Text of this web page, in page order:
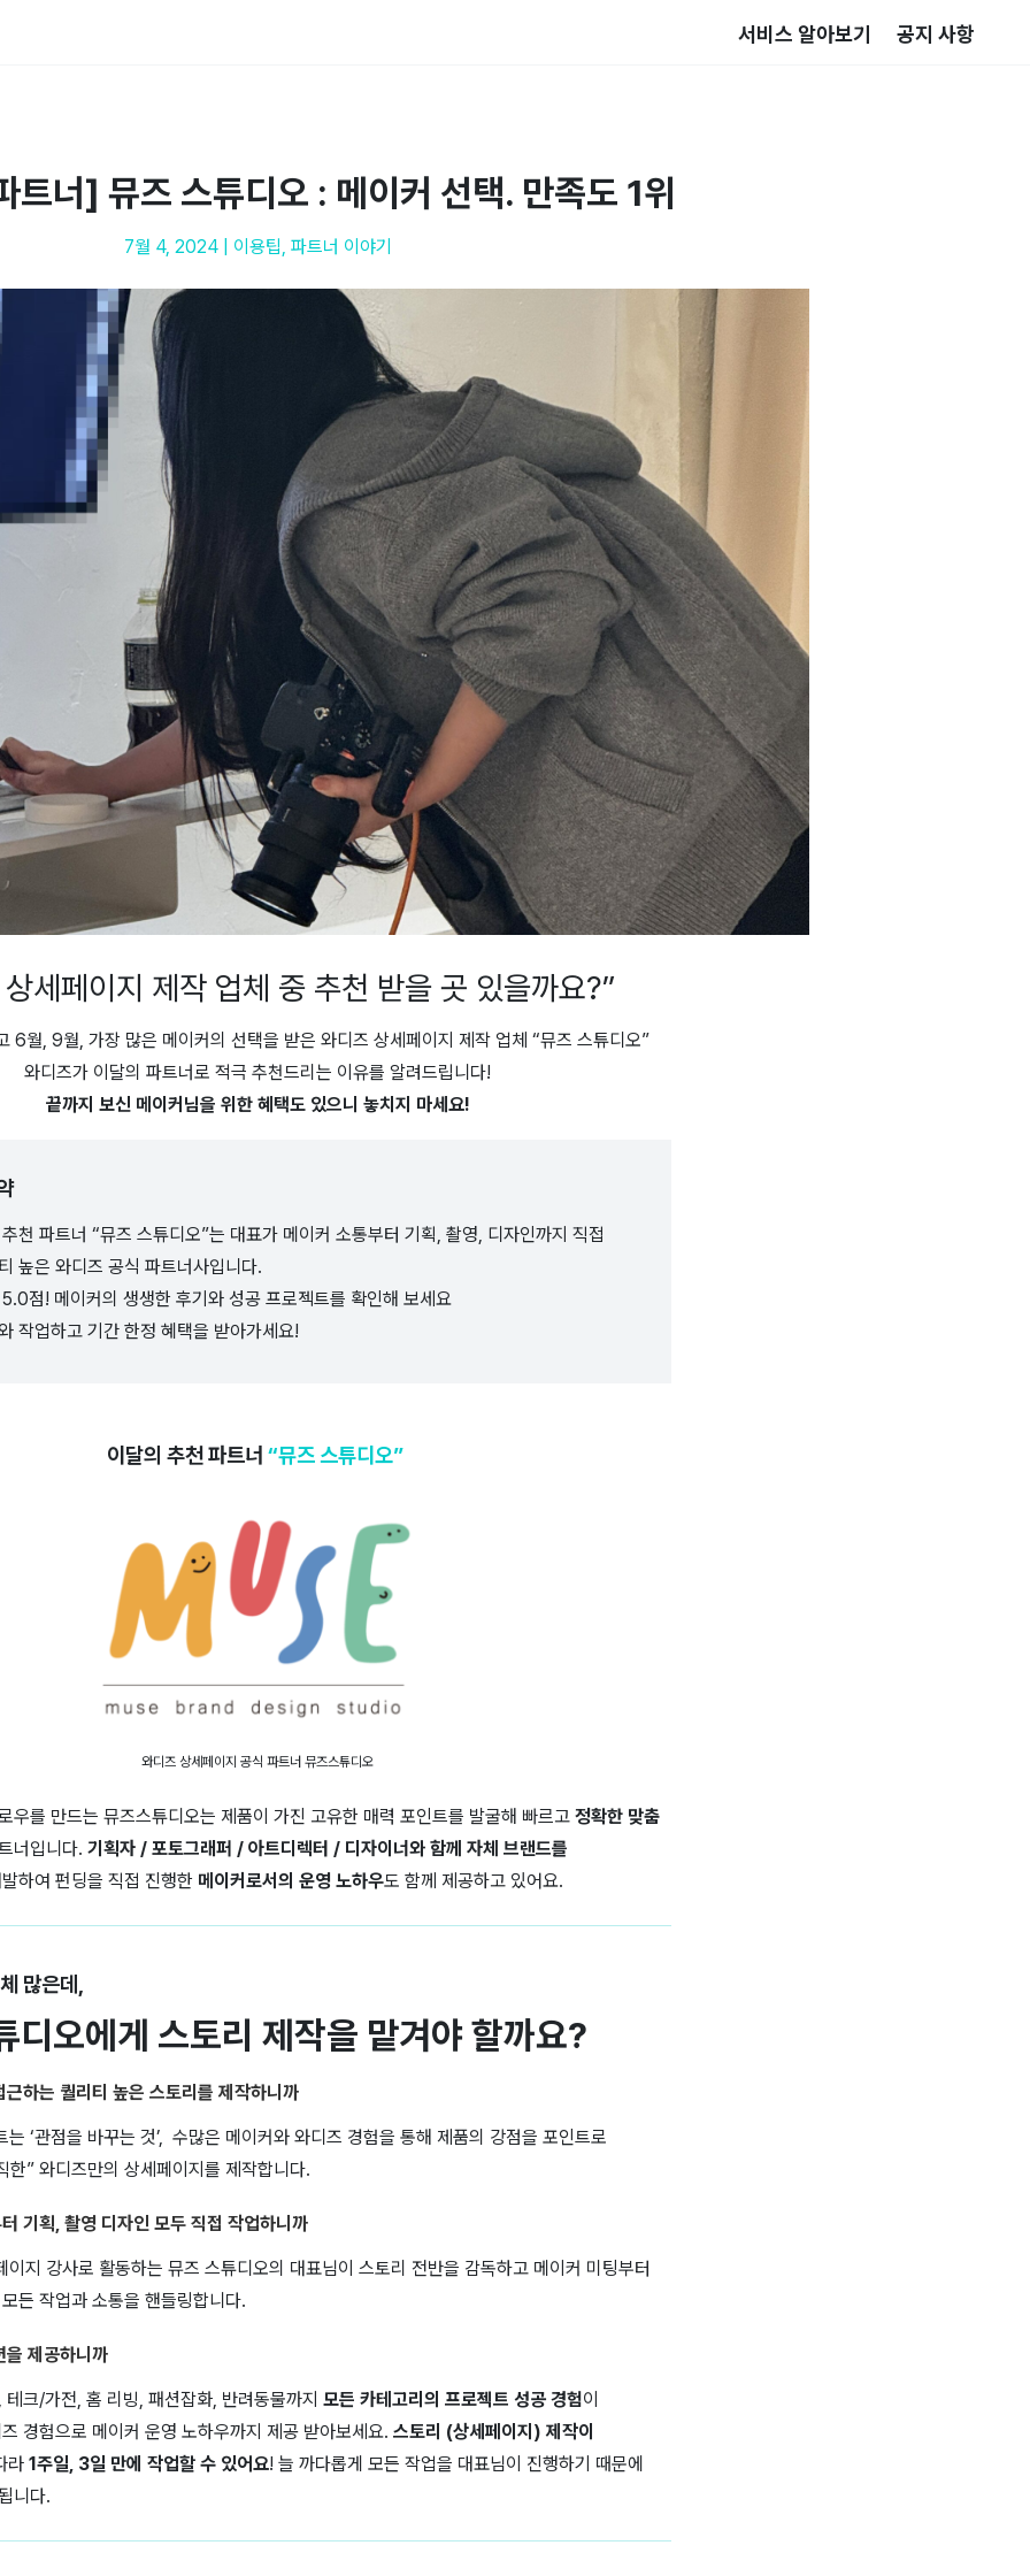
서비스 알아보기 공지 사항
트너] 뮤즈 스튜디오 : 메이커 선택. 만족도 1위
7월 4, 2024| 이용팁 파트너 이야기
세페이지 제작 업체 중 추천 받을 곳 있을까요?”
6월, 9월, 가장 많은 메이커의 선택을 받은 와디즈 상세페이지 제작 업체 “뮤즈 스튜디오”
와디즈가 이달의 파트너로 적극 추천드리는 이유를 알려드립니다!
끝까지 보신메이커님을 위한 혜택도 있으니 놓치지 마세요!
천 파트너 “뮤즈 스튜디오”는 대표가 메이커 소통부터 기획, 촬영, 디자인까지 직접
높은 와디즈 공식 파트너사입니다.
점! 메이커의 생생한 후기와 성공 프로젝트를 확인해 보세요
작업하고 기간 한정 혜택을 받아가세요!
이달의 추천 파트너 “뮤즈 스튜디오”
와디즈 상세페이지 공식 파트너 뮤즈스튜디오
우를 만드는 뮤즈스튜디오는 제품이 가진 고유한 매력 포인트를 발굴해 빠르고 정확한 맞춤
너입니다. 기획자 / 포토그래퍼 / 아트디렉터 / 디자이너와 함께 자체 브랜드를
하여 펀딩을 직접 진행한 메이커로서의 운영 노하우도 함께 제공하고 있어요.
많은데,
디오에게 스토리 제작을 맡겨야 할까요?
하는 퀄리티 높은 스토리를 제작하니까
‘관점을 바꾸는 것’, 수많은 메이커와 와디즈 경험을 통해 제품의 강점을 포인트로
한” 와디즈만의 상세페이지를 제작합니다.
기획, 촬영 디자인 모두 직접 작업하니까
이지 강사로 활동하는 뮤즈 스튜디오의 대표님이 스토리 전반을 감독하고 메이커 미팅부터
든 작업과 소통을 핸들링합니다.
제공하니까
크/가전, 홈 리빙, 패션잡화, 반려동물까지 모든 카테고리의 프로젝트 성공 경험이
경험으로 메이커 운영 노하우까지 제공 받아보세요. 스토리 (상세페이지) 제작이
라 1주일, 3일 만에 작업할 수 있어요! 늘 까다롭게 모든 작업을 대표님이 진행하기 때문에
니다.